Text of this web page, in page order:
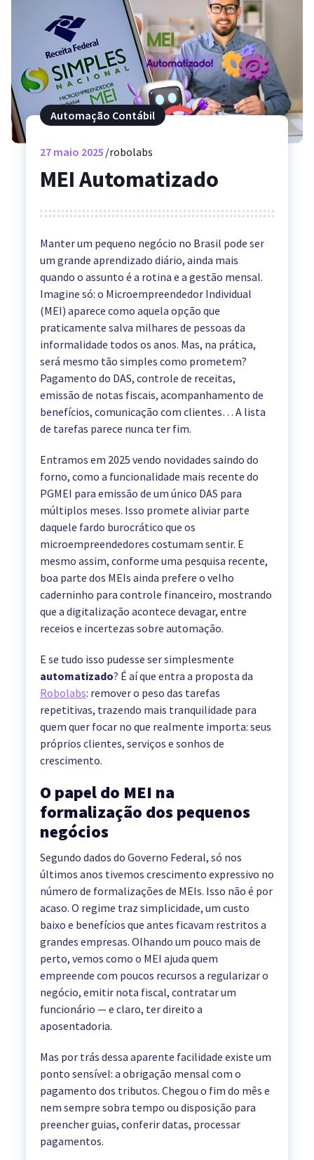
Automação Contábil
27maio 2025 robolabs
MEI Automatizado
Manter um pequeno negócio no Brasil pode ser
um grande aprendizado diário, ainda mais
quando o assunto é a rotina e a gestão mensal.
Imagine só: o Microempreendedor Individual
(MEI) aparece como aquela opção que
praticamente salva milhares de pessoas da
informalidade todos os anos. Mas, na prática,
será mesmo tão simples como prometem?
Pagamento do DAS, controle de receitas,
emissão de notas fiscais, acompanhamento de
benefícios, comunicação com clientes… A lista
de tarefas parece nunca ter fim.
Entramos em 2025 vendo novidades saindo do
forno, como a funcionalidade mais recente do
PGMEI para emissão de um único DAS para
múltiplos meses. Isso promete aliviar parte
daquele fardo burocrático que os
microempreendedores costumam sentir. E
mesmo assim, conforme uma pesquisa recente,
boa parte dos MEIs ainda prefere o velho
caderninho para controle financeiro, mostrando
que a digitalização acontece devagar, entre
receios e incertezas sobre automação.
E se tudo isso pudesse ser simplesmente
automatizado? É aí que entra a proposta da
Robolabs: remover o peso das tarefas
repetitivas, trazendo mais tranquilidade para
quem quer focar no que realmente importa: seus
próprios clientes, serviços e sonhos de
crescimento.
O papel do MEI na
formalização dos pequenos
negócios
Segundo dados do Governo Federal, só nos
últimos anos tivemos crescimento expressivo no
número de formalizações de MEIs. Isso não é por
acaso. O regime traz simplicidade, um custo
baixo e benefícios que antes ficavam restritos a
grandes empresas. Olhando um pouco mais de
perto, vemos como o MEI ajuda quem
empreende com poucos recursos a regularizar o
negócio, emitir nota fiscal, contratar um
funcionário — e claro, ter direito a
aposentadoria.
Mas por trás dessa aparente facilidade existe um
ponto sensível: a obrigação mensal com o
pagamento dos tributos. Chegou o fim do mês e
nem sempre sobra tempo ou disposição para
preencher guias, conferir datas, processar
pagamentos.